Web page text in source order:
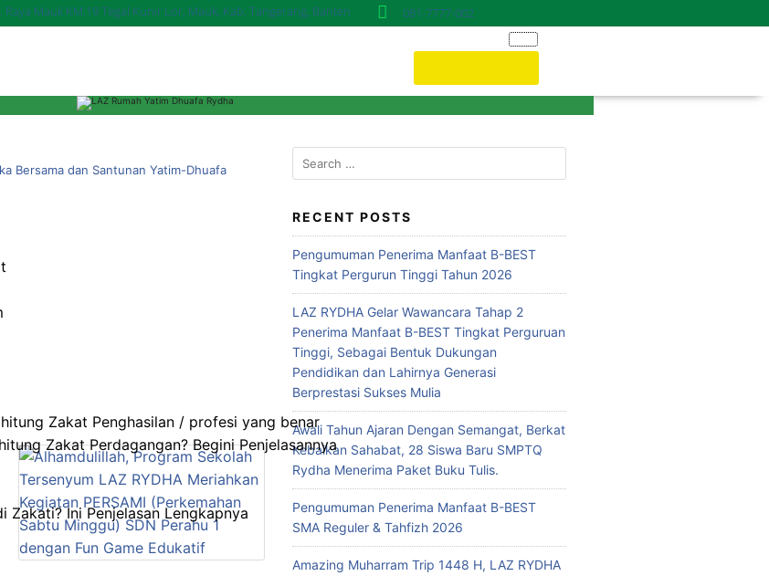
Raya Mauk KM.19 Tegal Kunir Lor, Mauk, Kab. Tangerang, Banten
081-7777-002
Zakat Penghasilan / profesi yang benar
Zakat Perdagangan? Begini Penjelasannya
Zakati? Ini Penjelasan Lengkapnya
Bersama dan Santunan Yatim-Dhuafa
RECENT POSTS
Pengumuman Penerima Manfaat B-BEST
Tingkat Pergurun Tinggi Tahun 2026
LAZ RYDHA Gelar Wawancara Tahap 2
Penerima Manfaat B-BEST Tingkat Perguruan
Tinggi, Sebagai Bentuk Dukungan
Pendidikan dan Lahirnya Generasi
Berprestasi Sukses Mulia
Awali Tahun Ajaran Dengan Semangat, Berkat
Kebaikan Sahabat, 28 Siswa Baru SMPTQ
Rydha Menerima Paket Buku Tulis.
Pengumuman Penerima Manfaat B-BEST
SMA Reguler & Tahfizh 2026
Amazing Muharram Trip 1448 H, LAZ RYDHA